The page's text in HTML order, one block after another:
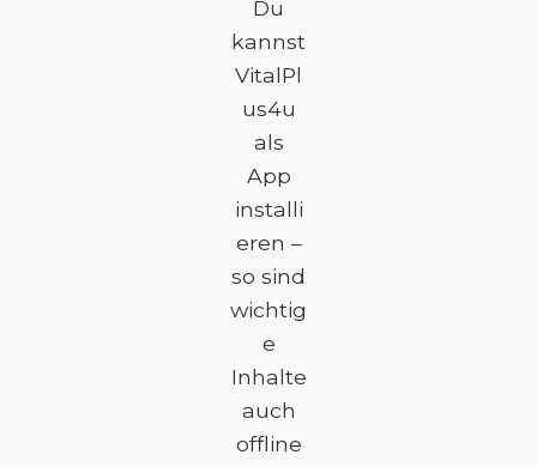
Du
kannst
VitalPl
us4u
als
App
installi
eren –
so sind
wichtig
e
Inhalte
auch
offline